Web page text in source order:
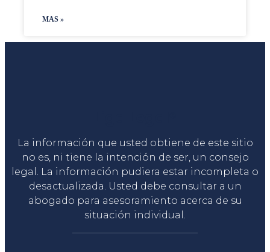
MAS »
La información que usted obtiene de este sitio
no es, ni tiene la intención de ser, un consejo
legal. La información pudiera estar incompleta o
desactualizada. Usted debe consultar a un
abogado para asesoramiento acerca de su
situación individual.